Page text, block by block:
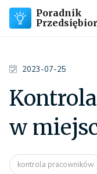
Poradnik
2023-07-25
w
kontrola pracowników